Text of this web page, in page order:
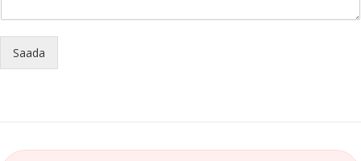
Saada